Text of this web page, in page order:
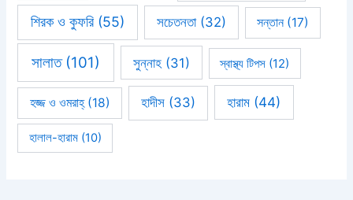
শিরক ও কুফরি(55) সচেতনতা(32) সন্তান(17)
সালাত(101) সুন্নাহ (31) স্বাস্থ্য টিপস (12)
হজ্জ ও ওমরাহ্‌(18) হাদীস(33) হারাম (44)
হালাল-হারাম(10)